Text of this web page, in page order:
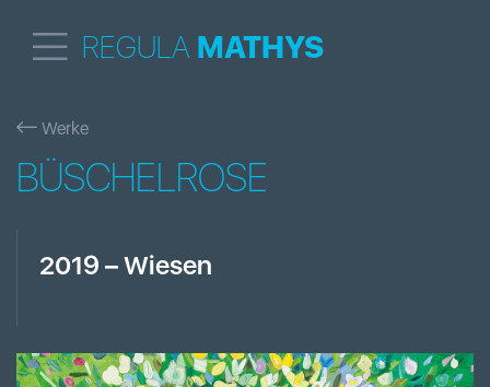
REGULA MATHYS
Werke
BÜSCHELROSE
2019 –Wiesen